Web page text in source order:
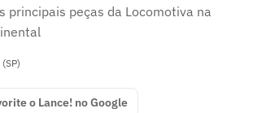
principais peças da Locomotiva na
o Lance! no Google